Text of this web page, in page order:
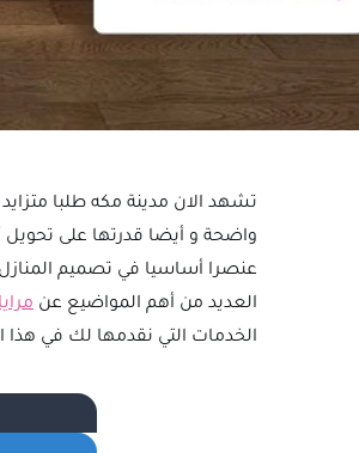
تشهد الان مدينة مكه طلبا
واضحة و أيضا قدرتها على تحويل
عنصرا أساسيا في تصميم
العديد من أهم المواضيع عن
الخدمات التي نقدمها لك في هذا